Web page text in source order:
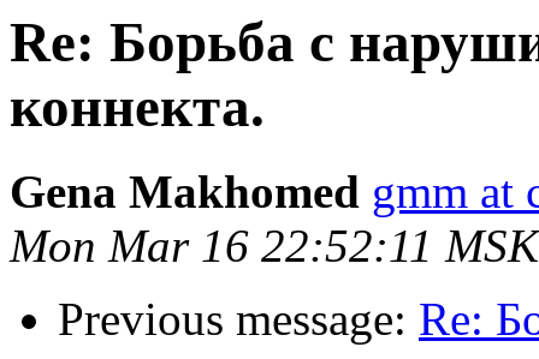
Re: Борьба с
коннекта.
Gena Makhomed gmm at
Mon Mar 16 22:52:11
Previous message: Re: